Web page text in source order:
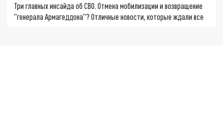
Три главных инсайда об СВО. Отмена мобилизации и возвращение
"генерала Армагеддона"? Отличные новости, которые ждали все